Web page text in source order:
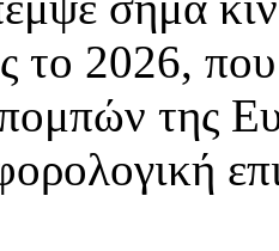
το 2026,
της